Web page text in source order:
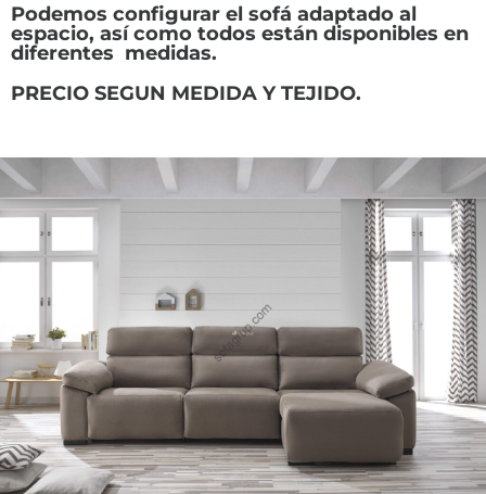
Podemos configurar el sofá adaptado al
espacio, así como todos están disponibles en
diferentes medidas.
PRECIO SEGUN MEDIDA Y TEJIDO.